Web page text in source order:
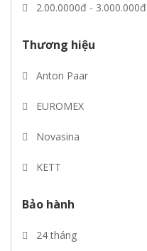
2.00.0000đ - 3.000.000đ
3.00.0000đ - 5.000.000đ
Thương hiệu
Anton Paar
EUROMEX
Novasina
KETT
Mettler toledo
CIMA
Bảo hành
24 tháng